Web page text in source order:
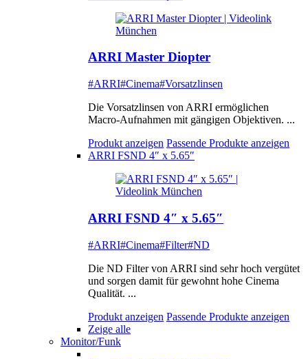
ARRI Master Diopter
#ARRI#Cinema#Vorsatzlinsen
Die Vorsatzlinsen von ARRI ermöglichen
Macro-Aufnahmen mit gängigen Objektiven. ...
Produkt anzeigen Passende Produkte anzeigen
ARRI FSND 4″ x 5.65″
ARRI FSND 4″ x 5.65″
#ARRI#Cinema#Filter#ND
Die ND Filter von ARRI sind sehr hoch vergütet
und sorgen damit für gewohnt hohe Cinema
Qualität. ...
Produkt anzeigen Passende Produkte anzeigen
Zeige alle
Monitor/Funk